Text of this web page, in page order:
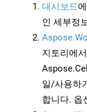
대시보드
인 세부정
지토리에
일/사용하
합니다. 옵